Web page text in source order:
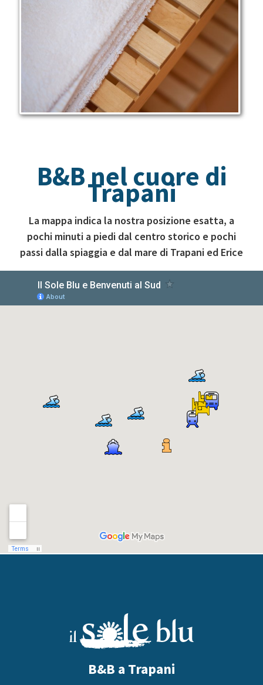
B&B nel cuore di
Trapani
La mappa indica la nostra posizione esatta, a
pochi minuti a piedi dal centro storico e pochi
passi dalla spiaggia e dal mare di Trapani ed Erice
B&B a Trapani